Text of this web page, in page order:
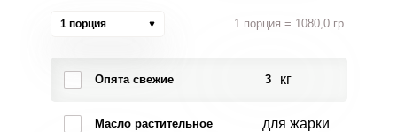
1 порция 1 порция = 1080,0 гр.
Опята свежие 3 кг
Масло растительное для жарки